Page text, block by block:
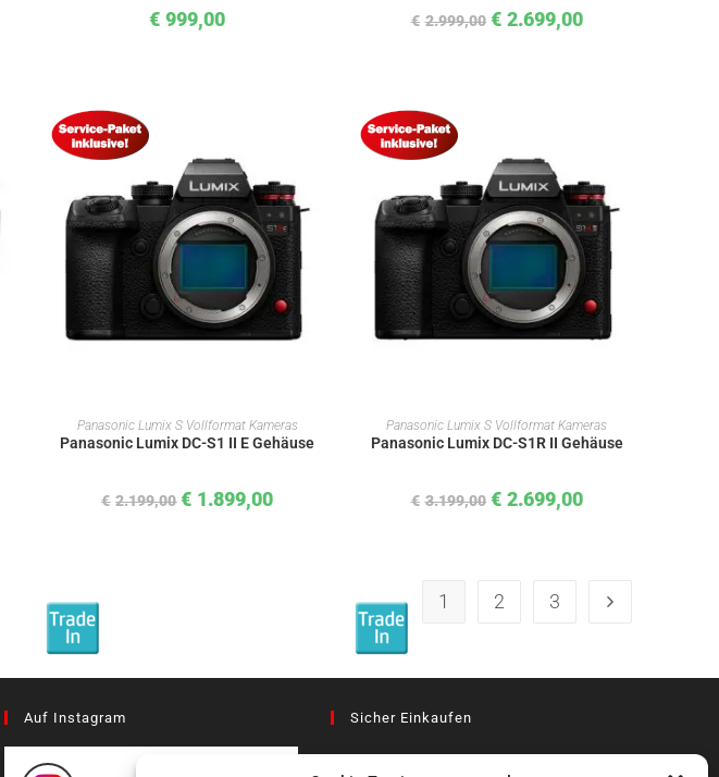
€ 999,00 € 2.999,00 € 2.699,00
IN DEN WARENKORB
Panasonic Lumix S Vollformat Kameras
Panasonic Lumix DC-S1 II E Gehäuse
€ 2.199,00 € 1.899,00
IN DEN WARENKORB
Panasonic Lumix S Vollformat Kameras
Panasonic Lumix DC-S1R II Gehäuse
€ 3.199,00 € 2.699,00
1 2 3
Auf Instagram Sicher Einkaufen